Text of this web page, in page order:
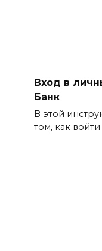
Вход в
Банк
В этой
том, как войти